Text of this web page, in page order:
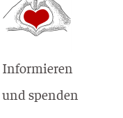
Informieren
und spenden